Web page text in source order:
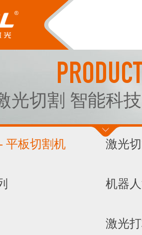
光切割 智能科
平板切割机 激光
机器
激光